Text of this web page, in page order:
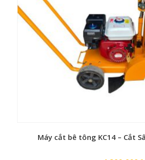
Máy cắt bê tông KC14 – Cắt